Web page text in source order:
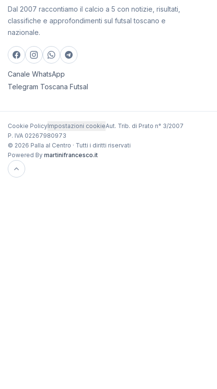
Dal 2007 raccontiamo il calcio a 5 con notizie, risultati,
classifiche e approfondimenti sul futsal toscano e
nazionale.
Canale WhatsApp
Telegram Toscana Futsal
Cookie PolicyImpostazioni cookieAut. Trib. di Prato n° 3/2007
P. IVA 02267980973
© 2026 Palla al Centro · Tutti i diritti riservati
Powered By martinifrancesco.it